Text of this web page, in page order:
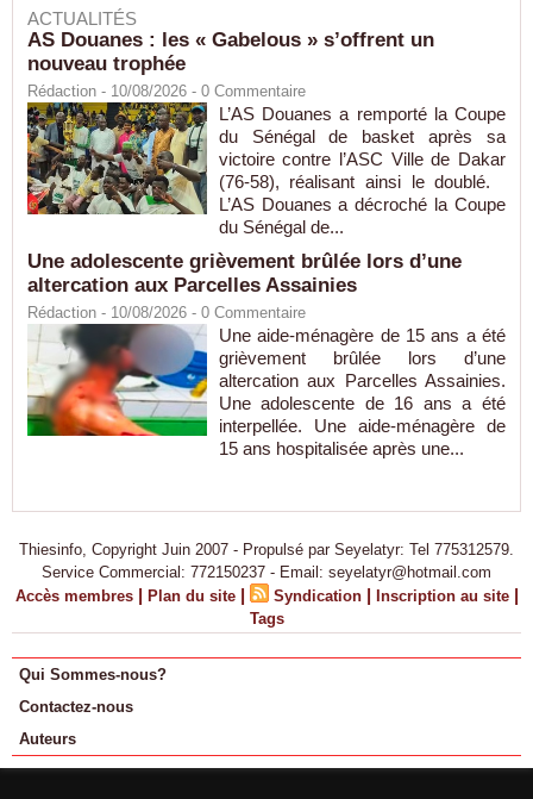
ACTUALITÉS
AS Douanes : les « Gabelous » s’offrent un
nouveau trophée
Rédaction - 10/08/2026 - 0 Commentaire
L’AS Douanes a remporté la Coupe
du Sénégal de basket après sa
victoire contre l’ASC Ville de Dakar
(76-58), réalisant ainsi le doublé.
L’AS Douanes a décroché la Coupe
du Sénégal de...
Une adolescente grièvement brûlée lors d’une
altercation aux Parcelles Assainies
Rédaction - 10/08/2026 - 0 Commentaire
Une aide-ménagère de 15 ans a été
grièvement brûlée lors d’une
altercation aux Parcelles Assainies.
Une adolescente de 16 ans a été
interpellée. Une aide-ménagère de
15 ans hospitalisée après une...
Thiesinfo, Copyright Juin 2007 - Propulsé par Seyelatyr: Tel 775312579.
Service Commercial: 772150237 - Email: seyelatyr@hotmail.com
Accès membres | Plan du site | Syndication | Inscription au site |
Tags
Qui Sommes-nous?
Contactez-nous
Auteurs